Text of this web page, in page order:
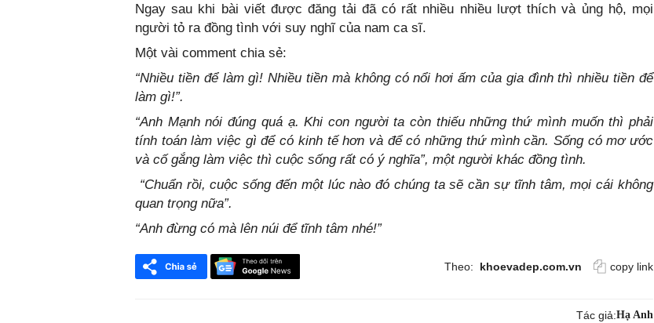
Ngay sau khi bài viết được đăng tải đã có rất nhiều nhiều lượt thích và ủng hộ, mọi
người tỏ ra đồng tình với suy nghĩ của nam ca sĩ.
Một vài comment chia sẻ:
“Nhiều tiền để làm gì! Nhiều tiền mà không có nổi hơi ấm của gia đình thì nhiều tiền để
làm gì!”.
“Anh Mạnh nói đúng quá ạ. Khi con người ta còn thiếu những thứ mình muốn thì phải
tính toán làm việc gì để có kinh tế hơn và để có những thứ mình cần. Sống có mơ ước
và cố gắng làm việc thì cuộc sống rất có ý nghĩa”, một người khác đồng tình.
“Chuẩn rồi, cuộc sống đến một lúc nào đó chúng ta sẽ cần sự tĩnh tâm, mọi cái không
quan trọng nữa”.
“Anh đừng có mà lên núi để tĩnh tâm nhé!”
Theo: khoevadep.com.vn copy link
Tác giả:Hạ Anh